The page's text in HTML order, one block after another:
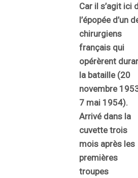
Car il s’agit ici
l’épopée d’un
chirurgiens
français qui
opérèrent
la bataille (20
novembre
7 mai 1954).
Arrivé dans la
cuvette trois
mois après les
premières
troupes